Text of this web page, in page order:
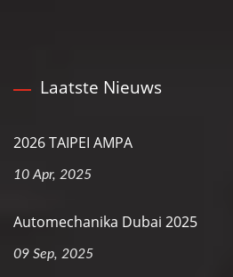
Laatste Nieuws
2026 TAIPEI AMPA
10 Apr, 2025
Automechanika Dubai 2025
09 Sep, 2025